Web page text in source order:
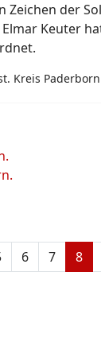
Zeichen der
Keuter
Kreis
6 7 8